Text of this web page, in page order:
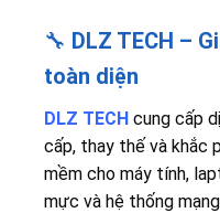
🔧 DLZ TECH –
toàn diện
DLZ TECH cung cấp
cấp, thay thế và khắc
mềm cho máy tính,
mực và hệ thống